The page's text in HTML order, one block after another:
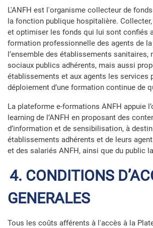
L'ANFH est l'organisme collecteur de
la fonction publique hospitalière.
et optimiser les fonds qui lui sont confiés
formation professionnelle des agents de la
l’ensemble des établissements sanitaires,
sociaux publics adhérents, mais aussi
établissements et aux agents les services
déploiement d’une formation continue de
La plateforme e-formations ANFH appuie
learning de l’ANFH en proposant des
d’information et de sensibilisation, à
établissements adhérents et de leurs
et des salariés ANFH, ainsi que du public
4. CONDITIONS
GENERALES
Tous les coûts afférents à l'accès à la